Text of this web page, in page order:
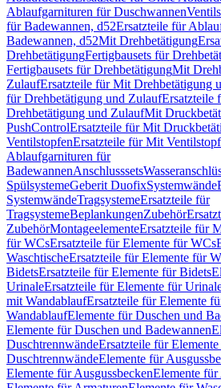
Ablaufgarnituren für Duschwannen
für Badewannen, d52Ersatzteile für
Badewannen, d52Mit Drehbetätigung
DrehbetätigungFertigbausets für
Fertigbausets für DrehbetätigungMit
ZulaufErsatzteile für Mit Drehbetätigung
für Drehbetätigung und ZulaufErsatzteile
Drehbetätigung und ZulaufMit
PushControlErsatzteile für Mit
VentilstopfenErsatzteile für Mit
Ablaufgarnituren für
BadewannenAnschlusssets
SpülsystemeGeberit DuofixSystemwände
SystemwändeTragsystemeErsatzteile für
TragsystemeBeplankungenZubehör
ZubehörMontageelementeErsatzteile für
für WCsErsatzteile für Elemente für WCs
WaschtischeErsatzteile für Elemente für
BidetsErsatzteile für Elemente für Bidets
UrinaleErsatzteile für Elemente für
mit WandablaufErsatzteile für Elemente
WandablaufElemente für Duschen und
Elemente für Duschen und Badewannen
DuschtrennwändeErsatzteile für
DuschtrennwändeElemente für
Elemente für AusgussbeckenElemente für